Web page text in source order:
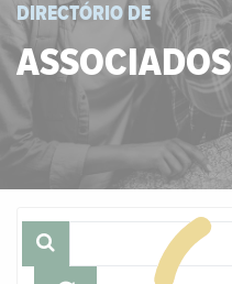
DIRECTÓRIO DE
ASSOCIADOS